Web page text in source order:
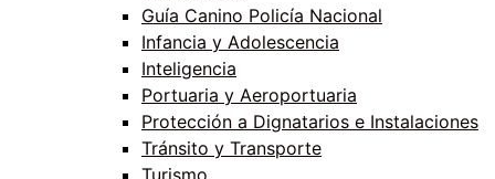
Guía Canino Policía Nacional
Infancia y Adolescencia
Inteligencia
Portuaria y Aeroportuaria
Protección a Dignatarios e Instalaciones
Tránsito y Transporte
Turismo